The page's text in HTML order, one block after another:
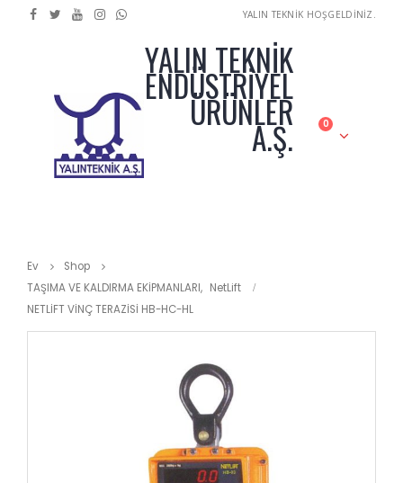
YALIN TEKNİK HOŞGELDİNİZ.
YALIN TEKNİK
ENDÜSTRİYEL
ÜRÜNLER
A.Ş. 0
Ev
Shop
TAŞIMA VE KALDIRMA EKİPMANLARI, NetLift
NETLİFT VİNÇ TERAZİSİ HB-HC-HL